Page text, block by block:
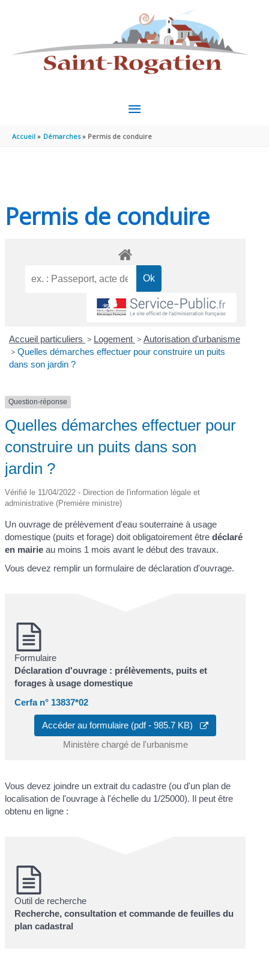
MENU
PRINCIPAL
Accueil Démarches Permis de conduire
Permis de conduire
Accueil particuliers > Logement > Autorisation d'urbanisme
> Quelles démarches effectuer pour construire un puits
dans son jardin ?
Question-réponse
Quelles démarches effectuer pour
construire un puits dans son
jardin ?
Vérifié le 11/04/2022 - Direction de l'information légale et
administrative (Première ministre)
Un ouvrage de prélèvement d'eau souterraine à usage
domestique (puits et forage) doit obligatoirement êtredéclaré
en mairie au moins 1 mois avant le début des travaux.
Vous devez remplir un formulaire de déclaration d'ouvrage.
Formulaire
Déclaration d'ouvrage : prélèvements, puits et
forages à usage domestique
Cerfa n° 13837*02
Accéder au formulaire (pdf - 985.7 KB)
Ministère chargé de l'urbanisme
Vous devez joindre un extrait du cadastre (ou d'un plan de
localisation de l'ouvrage à l'échelle du 1/25000). Il peut être
obtenu en ligne :
Outil de recherche
Recherche, consultation et commande de feuilles du
plan cadastral